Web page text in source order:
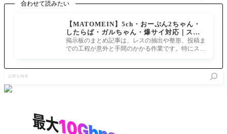
合わせて読みたい
【MATOMEIN】5ch・おーぷん2ちゃん・
したらば・ガルちゃん・爆サイ対応｜スマ
ホでまとめ記事を作れるアプリ FGOのまと
め記事ができるまで
掲示板のまとめ記事は、レスの抽出や整形、投稿ま
での工程が意外と手間のかかる作業です。特にスマ
を
検